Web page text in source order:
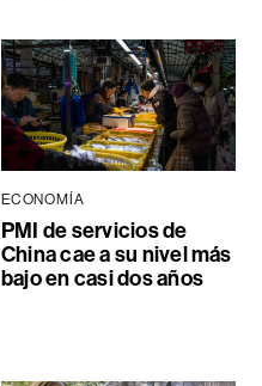
ECONOMÍA
PMI de servicios de
China cae a su nivel más
bajo en casi dos años